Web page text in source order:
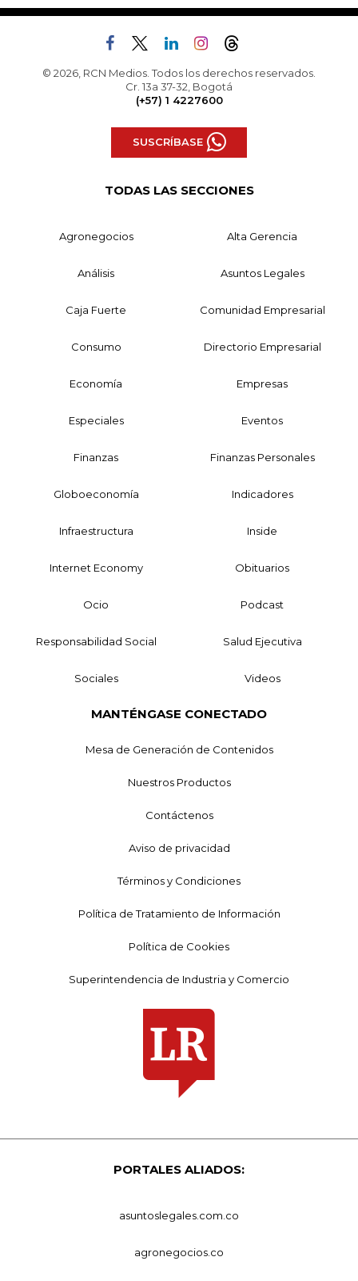
© 2026, RCN Medios. Todos los derechos reservados.
Cr. 13a 37-32, Bogotá
(+57) 1 4227600
SUSCRÍBASE
TODAS LAS SECCIONES
Agronegocios Alta Gerencia
Análisis Asuntos Legales
Caja Fuerte Comunidad Empresarial
Consumo Directorio Empresarial
Economía Empresas
Especiales Eventos
Finanzas Finanzas Personales
Globoeconomía Indicadores
Infraestructura Inside
Internet Economy Obituarios
Ocio Podcast
Responsabilidad Social Salud Ejecutiva
Sociales Videos
MANTÉNGASE CONECTADO
Mesa de Generación de Contenidos
Nuestros Productos
Contáctenos
Aviso de privacidad
Términos y Condiciones
Política de Tratamiento de Información
Política de Cookies
Superintendencia de Industria y Comercio
PORTALES ALIADOS:
asuntoslegales.com.co
agronegocios.co